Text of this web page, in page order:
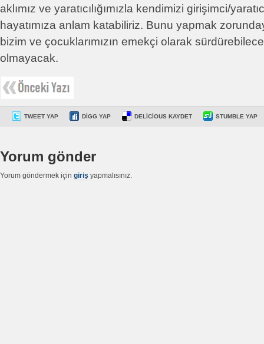
aklımız ve yaratıcılığımızla kendimizi girişimci/
hayatımıza anlam katabiliriz. Bunu yapmak
bizim ve çocuklarımızın emekçi olarak
olmayacak.
TWEET YAP DIGG YAP DELICIOUS KAYDET STUMBLE YAP
Yorum gönder
Yorum göndermek için giriş yapmalısınız.